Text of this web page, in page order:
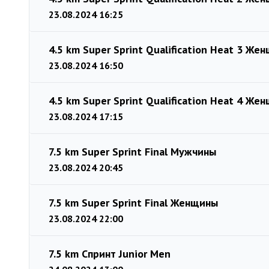
23.08.2024 16:25
4.5 km Super Sprint Qualification Heat 3
23.08.2024 16:50
4.5 km Super Sprint Qualification Heat 4
23.08.2024 17:15
7.5 km Super Sprint Final Мужчины
23.08.2024 20:45
7.5 km Super Sprint Final Женщины
23.08.2024 22:00
7.5 km Спринт Junior Men